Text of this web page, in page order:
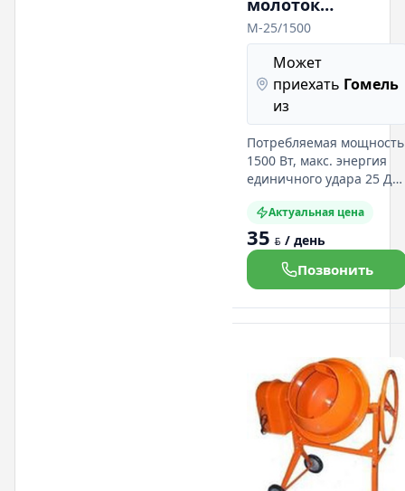
Интерскол
М-25/1500
М-25/1500
Может
приехать
из
Гомель
Потребляемая мощность
1500 Вт, макс. энергия
единичного удара 25 Дж,
чемодан, пика, зубило.
Подробная информация
на нашем сайте:
Актуальная цена
35 BYN / день
Позвонить